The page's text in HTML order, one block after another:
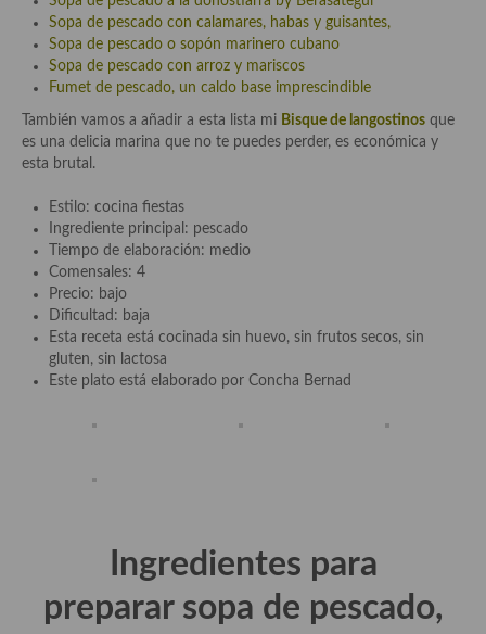
Mojos y pastas
Sales y polvos
Salsas y mojos
Adobos
Aperitivos
Bebidas
Bocadillos, hamburguesas, sándwich, emparedados, tostas y
demás
Entrantes y primeros platos
Gazpachos, salmorejos, sopas y cremas frías
Arroces Y fideuás
Sopa de pescado con calamares, habas y guisantes,
Sopa de pescado o sopón marinero cubano
Sopa de pescado con arroz y mariscos
Fumet de pescado, un caldo base imprescindible
También vamos a añadir a esta lista mi Bisque de langostinos que
es una delicia marina que no te puedes perder, es económica y
esta brutal.
Estilo: cocina fiestas
Ingrediente principal: pescado
Tiempo de elaboración: medio
Comensales: 4
Precio: bajo
Dificultad: baja
Esta receta está cocinada sin huevo, sin frutos secos, sin
gluten, sin lactosa
Este plato está elaborado por Concha Bernad
Ingredientes para
preparar sopa de pescado,